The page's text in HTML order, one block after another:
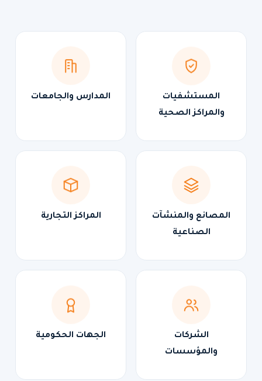
المستشفيات
والمراكز الصحية
المدارس والجامعات
المصانع والمنشآت
الصناعية
المراكز التجارية
الشركات
والمؤسسات
الجهات الحكومية